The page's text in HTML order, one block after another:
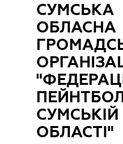
СУМСЬКА
ОБЛАСНА
СУМСЬКІЙ
ОБЛАСТІ"